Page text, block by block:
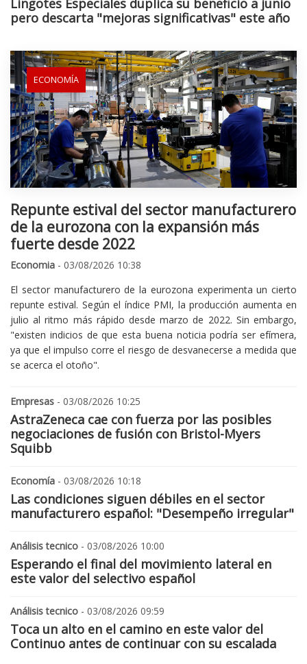
Lingotes Especiales duplica su beneficio a junio
pero descarta "mejoras significativas" este año
ECONOMÍA
Repunte estival del sector manufacturero
de la eurozona con la expansión más
fuerte desde 2022
Economia - 03/08/2026 10:38
El sector manufacturero de la eurozona experimenta un cierto
repunte estival. Según el índice PMI, la producción aumenta en
julio al ritmo más rápido desde marzo de 2022. Sin embargo,
"existen indicios de que esta buena noticia podría ser efímera,
ya que el impulso corre el riesgo de desvanecerse a medida que
se acerca el otoño".
Empresas - 03/08/2026 10:25
AstraZeneca cae con fuerza por las posibles
negociaciones de fusión con Bristol-Myers
Squibb
Economía - 03/08/2026 10:18
Las condiciones siguen débiles en el sector
manufacturero español: "Desempeño irregular"
Análisis tecnico - 03/08/2026 10:00
Esperando el final del movimiento lateral en
este valor del selectivo español
Análisis tecnico - 03/08/2026 09:59
Toca un alto en el camino en este valor del
Continuo antes de continuar con su escalada